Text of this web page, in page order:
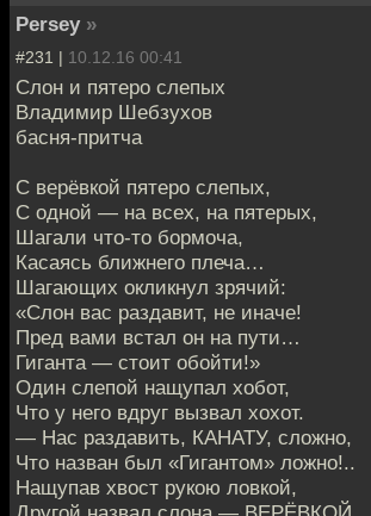
Persey »
#231 | 10.12.16 00:41
Слон и пятеро слепых
Владимир Шебзухов
басня-притча
С верёвкой пятеро слепых,
С одной — на всех, на пятерых,
Шагали что-то бормоча,
Касаясь ближнего плеча…
Шагающих окликнул зрячий:
«Слон вас раздавит, не иначе!
Пред вами встал он на пути…
Гиганта — стоит обойти!»
Один слепой нащупал хобот,
Что у него вдруг вызвал хохот.
— Нас раздавить, КАНАТУ, сложно,
Что назван был «Гигантом» ложно!..
Нащупав хвост рукою ловкой,